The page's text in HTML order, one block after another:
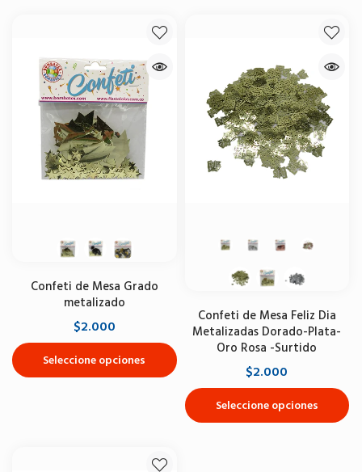
Confeti de Mesa Grado
metalizado
$2.000
Seleccione opciones
Confeti de Mesa Feliz Dia
Metalizadas Dorado-Plata-
Oro Rosa -Surtido
$2.000
Seleccione opciones